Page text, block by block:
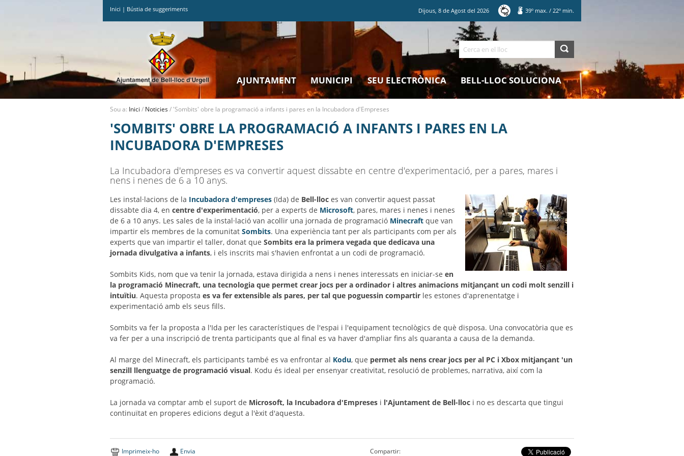
Inici | Bústia de suggeriments Dijous,8 deAgost del2026 39º max. / 22º min.
Cerca
AJUNTAMENT MUNICIPI SEU ELECTRÒNICA BELL-LLOC SOLUCIONA
Sou a: Inici / Noticies/ 'Sombits' obre la programació a infants i pares en la Incubadora d'Empreses
'SOMBITS' OBRE LA PROGRAMACIÓ A INFANTS I PARES EN LA
INCUBADORA D'EMPRESES
La Incubadora d'empreses es va convertir aquest dissabte en centre d'experimentació, per a pares, mares i
nens i nenes de 6 a 10 anys.
Les instal·lacions de la Incubadora d'empreses (Ida) de Bell-lloc es van convertir aquest passat
dissabte dia 4, en centre d'experimentació, per a experts de Microsoft, pares, mares i nenes i nenes
de 6 a 10 anys. Les sales de la instal·lació van acollir una jornada de programació Minecraft que van
impartir els membres de la comunitatSombits. Una experiència tant per als participants com per als
experts que van impartir el taller, donat queSombits era la primera vegada que dedicava una
jornada divulgativa a infants, i els inscrits mai s'havien enfrontat a un codi de programació.
Sombits Kids, nom que va tenir la jornada, estava dirigida a nens i nenes interessats en iniciar-seen
la programació Minecraft, una tecnologia que permet crear jocs per a ordinador i altres animacions mitjançant un codi molt senzill i
intuïtiu. Aquesta propostaes va fer extensible als pares, per tal que poguessin compartir les estones d'aprenentatge i
experimentació amb els seus fills.
Sombits va fer la proposta a l'Ida per les característiques de l'espai i l'equipament tecnològics de què disposa. Una convocatòria que es
va fer per a una inscripció de trenta participants que al final es va haver d'ampliar fins als quaranta a causa de la demanda.
Al marge del Minecraft, els participants també es va enfrontar al Kodu, que permet als nens crear jocs per al PC i Xbox mitjançant 'un
senzill llenguatge de programació visual . Kodu és ideal per ensenyar creativitat, resolució de problemes, narrativa, així com la
programació.
La jornada va comptar amb el suport de Microsoft, la Incubadora d'Empreses i l'Ajuntament de Bell-lloc i no es descarta que tingui
continuïtat en properes edicions degut a l'èxit d'aquesta.
Imprimeix-ho Envia Compartir: